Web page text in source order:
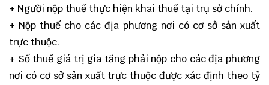
+ Người nộp thuế thực hiện khai thuế tại trụ sở chính.
+ Nộp thuế cho các địa phương nơi có cơ sở sản xuất
trực thuộc.
+ Số thuế giá trị gia tăng phải nộp cho các địa phương
nơi có cơ sở sản xuất trực thuộc được xác định theo tỷ